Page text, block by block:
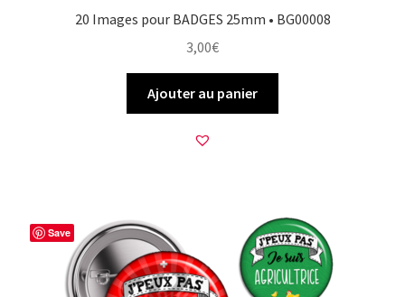
20 Images pour BADGES 25mm • BG00008
3,00€
Ajouter au panier
Save